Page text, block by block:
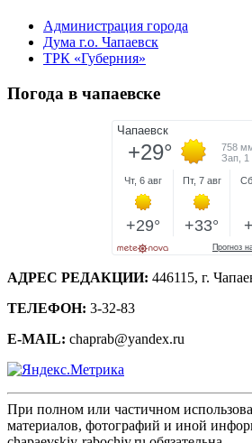
Администрация города
Дума г.о. Чапаевск
ТРК «Губерния»
Погода в чапаевске
АДРЕС РЕДАКЦИИ: 446115, г.
ТЕЛЕФОН: 3-32-83
E-MAIL: chaprab@yandex.ru
При полном или частичном
материалов, фотографий и иной